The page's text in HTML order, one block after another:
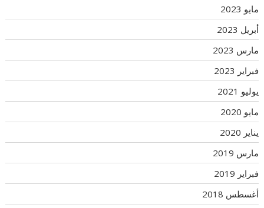
مايو 2023
أبريل 2023
مارس 2023
فبراير 2023
يوليو 2021
مايو 2020
يناير 2020
مارس 2019
فبراير 2019
أغسطس 2018